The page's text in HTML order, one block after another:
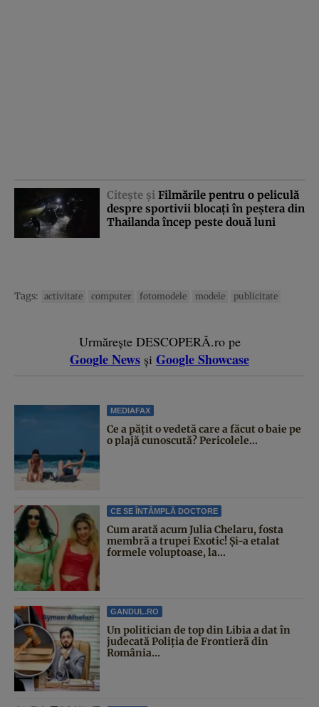
Citeşte şi Filmările pentru o peliculă
despre sportivii blocaţi în peştera din
Thailanda încep peste două luni
Tags: activitate computer fotomodele modele publicitate
Urmărește DESCOPERĂ.ro pe
Google News și Google Showcase
MEDIAFAX
Ce a pățit o vedetă care a făcut o baie pe
o plajă cunoscută? Pericolele...
CE SE ÎNTÂMPLĂ DOCTORE
Cum arată acum Julia Chelaru, fosta
membră a trupei Exotic! Și-a etalat
formele voluptoase, la...
GANDUL.RO
Un politician de top din Libia a dat în
judecată Poliția de Frontieră din
România...